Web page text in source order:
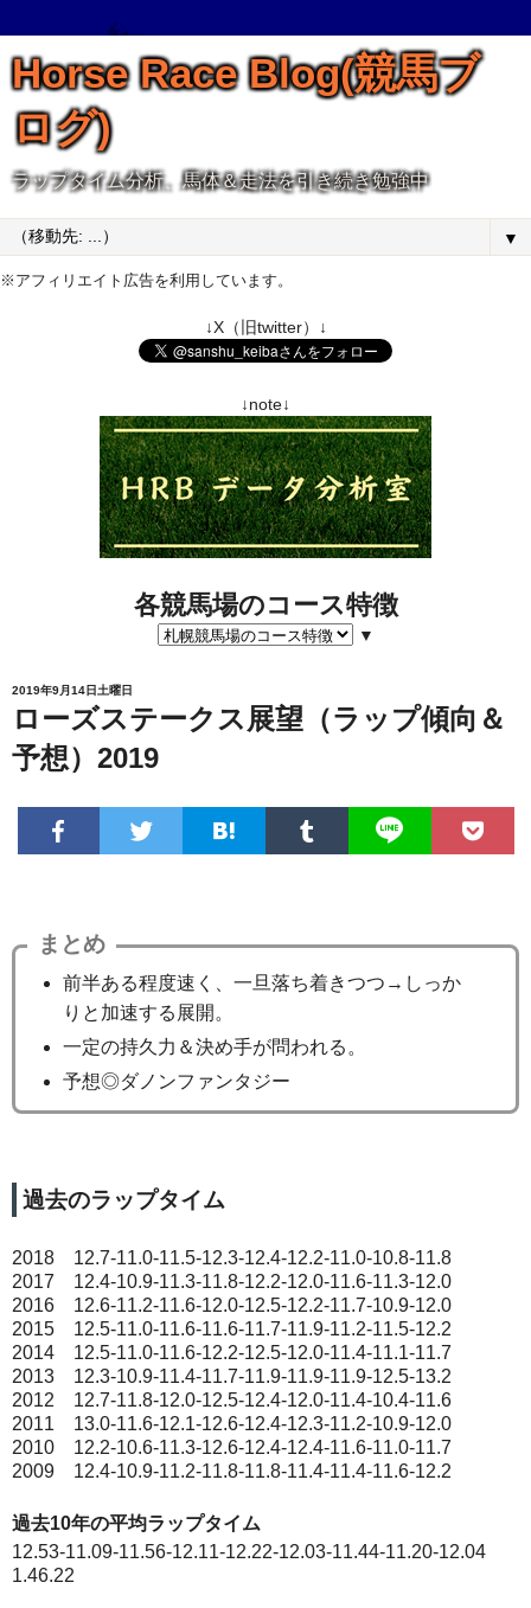
Horse Race Blog(競馬ブ
ログ)
ラップタイム分析、馬体＆走法を引き続き勉強中
▼
※アフィリエイト広告を利用しています。
↓X（旧twitter）↓
↓note↓
各競馬場のコース特徴
▼
2019年9月14日土曜日
ローズステークス展望（ラップ傾向＆
予想）2019
まとめ
前半ある程度速く、一旦落ち着きつつ→しっか
りと加速する展開。
一定の持久力＆決め手が問われる。
予想◎ダノンファンタジー
過去のラップタイム
2018 12.7-11.0-11.5-12.3-12.4-12.2-11.0-10.8-11.8
2017 12.4-10.9-11.3-11.8-12.2-12.0-11.6-11.3-12.0
2016 12.6-11.2-11.6-12.0-12.5-12.2-11.7-10.9-12.0
2015 12.5-11.0-11.6-11.6-11.7-11.9-11.2-11.5-12.2
2014 12.5-11.0-11.6-12.2-12.5-12.0-11.4-11.1-11.7
2013 12.3-10.9-11.4-11.7-11.9-11.9-11.9-12.5-13.2
2012 12.7-11.8-12.0-12.5-12.4-12.0-11.4-10.4-11.6
2011 13.0-11.6-12.1-12.6-12.4-12.3-11.2-10.9-12.0
2010 12.2-10.6-11.3-12.6-12.4-12.4-11.6-11.0-11.7
2009 12.4-10.9-11.2-11.8-11.8-11.4-11.4-11.6-12.2
過去10年の平均ラップタイム
12.53-11.09-11.56-12.11-12.22-12.03-11.44-11.20-12.04
1.46.22